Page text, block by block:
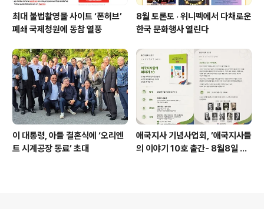
최대 불법촬영물 사이트 ‘폰허브’
폐쇄 국제청원에 동참 열풍
8월 토론토 · 위니펙에서 다채로운
한국 문화행사 열린다
이 대통령, 아들 결혼식에 ‘오리엔
트 시계공장 동료’ 초대
애국지사 기념사업회, ’애국지사들
의 이야기 10호 출간- 8월8일 출